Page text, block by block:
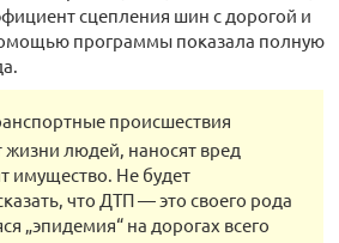
сцепления шин с дорогой и
программы показала полную
происшествия
жизни людей, наносят вред
имущество. Не будет
что ДТП — это своего рода
„эпидемия“ на дорогах всего